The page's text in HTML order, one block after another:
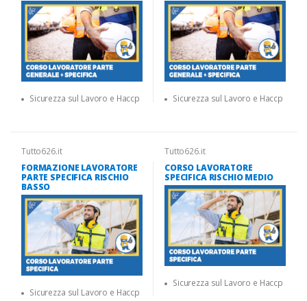
Sicurezza sul Lavoro e Haccp Sicurezza sul Lavoro e Haccp
Tutto626.it
FORMAZIONE LAVORATORE
PARTE SPECIFICA RISCHIO
BASSO
Sicurezza sul Lavoro e Haccp
Tutto626.it
CORSO LAVORATORE
SPECIFICA RISCHIO MEDIO
Sicurezza sul Lavoro e Haccp